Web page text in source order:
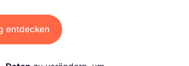
entdecken